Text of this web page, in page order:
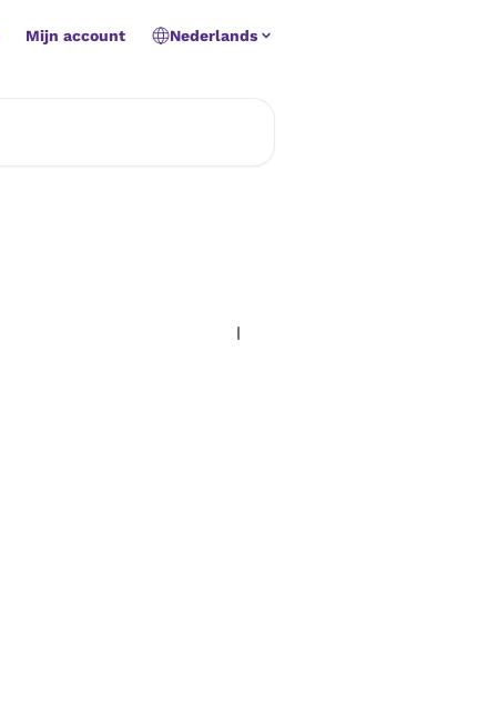
Mijn account Nederlands